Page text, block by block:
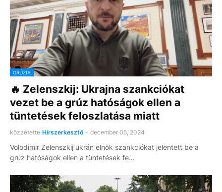
GRÚZIA
🔥 Zelenszkij: Ukrajna szankciókat
vezet be a grúz hatóságok ellen a
tüntetések feloszlatása miatt
közzétette Hírszerkesztő - december 05, 2024
Volodimir Zelenszkij ukrán elnök szankciókat jelentett be a
grúz hatóságok ellen a tüntetések fe…